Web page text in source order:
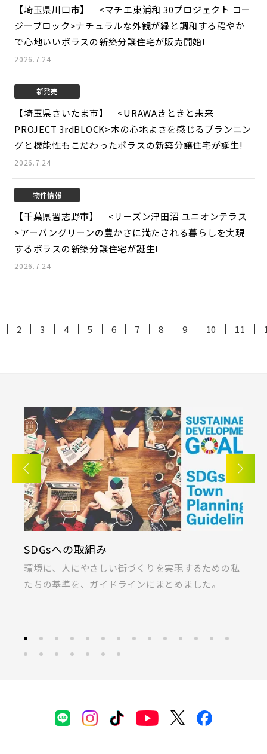
【埼玉県川口市】 <マチエ東浦和 30プロジェクト コー
ジーブロック>ナチュラルな外観が緑と調和する穏やか
で心地いいポラスの新築分譲住宅が販売開始!
2026.7.24
新発売
【埼玉県さいたま市】 <URAWAきときと未来
PROJECT 3rdBLOCK>木の心地よさを感じるプランニン
グと機能性もこだわったポラスの新築分譲住宅が誕生!
2026.7.24
物件情報
【千葉県習志野市】 <リーズン津田沼 ユニオンテラス
>アーバングリーンの豊かさに満たされる暮らしを実現
するポラスの新築分譲住宅が誕生!
2026.7.24
2 3 4 5 6 7 8 9 10 11
SDGsへの取組み
環境に、人にやさしい街づくりを実現するための私
たちの基準を、ガイドラインにまとめました。